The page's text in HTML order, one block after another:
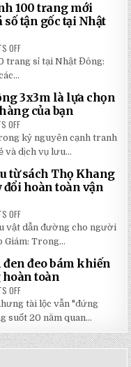
NHẤT
2026
VỞ
IN
HÌNH
YÊU
CHẤT
LƯỢNG
RẺ
TẠI
NHẬT
ĐÔNG
100 trang mới
số tận gốc tại Nhật
OFF
BẢNG
GIÁ
100
TRANG
MỚI
2026:
GIẢM
GIÁ
SỐ
TẬN
GỐC
TẠI
NHẬT
trang sỉ tại Nhật Đông:
3x3m là lựa chọn
của bạn
OFF
5
LÝ
DO
NHÀ
BẠT
DI
ĐỘNG
3X3M
LỰA
HOÀN
HẢO
CHO
HÀNG
CỦA
BẠN
kỷ nguyên cạnh tranh
và dịch vụ lưu...
từ sách Thọ Khang
đổi hoàn toàn vận
OFF
5
BÀI
HỌC
XƯƠNG
MÁU
TỪ
SÁCH
THỌ
BẢO
GIÁM
GIÚP
THAY
ĐỔI
HOÀN
TOÀN
vật dẫn đường cho người
Giám: Trong...
đeo bám khiến
hoàn toàn
OFF
NGUYÊN
NHÂN
VẬN
ĐEN
ĐEO
BÁM
tài lộc vẫn "đứng
suốt 20 năm quan...